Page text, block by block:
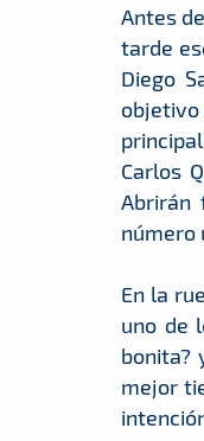
Antes
tarde
Diego
objetivo
Carlos
Abrirán
número
En la
uno de
bonita?
mejor